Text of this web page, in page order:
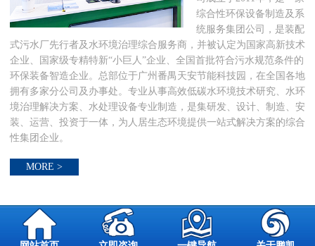
综合性环保设备制造及系
统服务集团公司，是装配
式污水厂先行者及水环境治理综合服务商，并被认定为国家高新技术
企业、国家级专精特新“小巨人”企业、全国首批符合污水规范条件的
环保装备智造企业。总部位于广州番禺天安节能科技园，在全国各地
拥有多家分公司及办事处。专业从事高效低碳水环境技术研究、水环
境治理解决方案、水处理设备专业制造，是集研发、设计、制造、安
装、运营、投资于一体，为人居生态环境提供一站式解决方案的综合
性集团企业。
MORE >